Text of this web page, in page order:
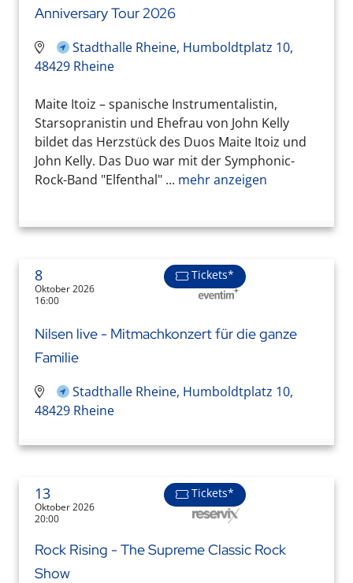
Anniversary Tour 2026
Stadthalle Rheine, Humboldtplatz 10,
48429 Rheine
Maite Itoiz – spanische Instrumentalistin,
Starsopranistin und Ehefrau von John Kelly
bildet das Herzstück des Duos Maite Itoiz und
John Kelly. Das Duo war mit der Symphonic-
Rock-Band "Elfenthal" ... mehr anzeigen
8
Oktober 2026
16:00
Tickets*
Nilsen live - Mitmachkonzert für die ganze
Familie
Stadthalle Rheine, Humboldtplatz 10,
48429 Rheine
13
Oktober 2026
20:00
Tickets*
Rock Rising - The Supreme Classic Rock
Show